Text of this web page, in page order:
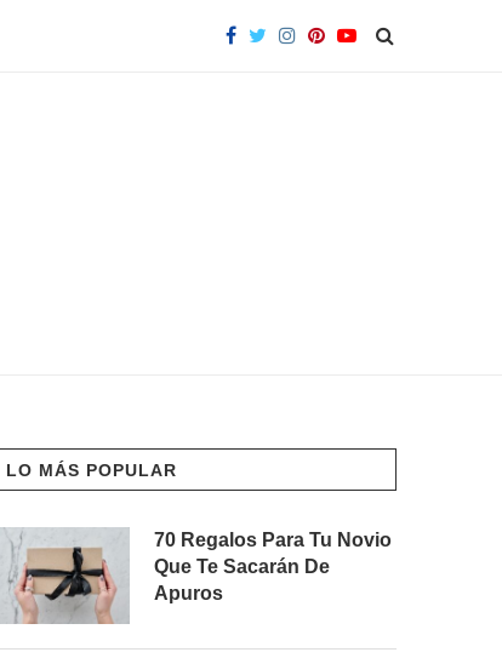
LO MÁS POPULAR
70 Regalos Para Tu Novio
Que Te Sacarán De
Apuros